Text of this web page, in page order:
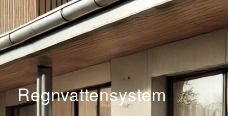
Regnvattensystem